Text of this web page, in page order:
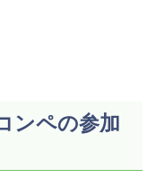
ンペの参加